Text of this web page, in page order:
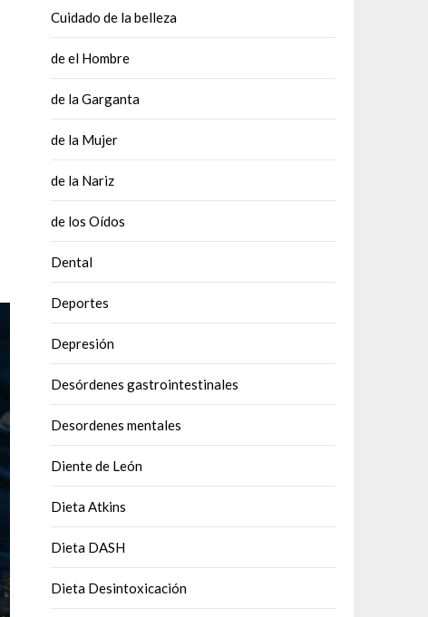
Cuidado de la belleza
de el Hombre
de la Garganta
de la Mujer
de la Nariz
de los Oídos
Dental
Deportes
Depresión
Desórdenes gastrointestinales
Desordenes mentales
Diente de León
Dieta Atkins
Dieta DASH
Dieta Desintoxicación